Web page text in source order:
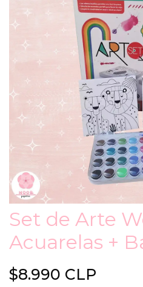
Set de Arte
Acuarelas +
$8.990 CLP